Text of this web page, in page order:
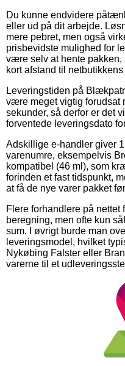
Du kunne endvidere
eller ud på dit arbejde.
mere pebret, men også
prisbevidste mulighed for
være selv at hente
kort afstand til
Leveringstiden på
være meget vigtig forudsat
sekunder, så derfor er det
forventede leveringsdato
Adskillige e-handler giver
varenumre, eksempelvis
kompatibel (46 ml), som
forinden et fast tidspunkt,
at få de nye varer pakket
Flere forhandlere på nettet
beregning, men ofte kun
sum. I øvrigt burde man
leveringsmodel, hvilket
Nykøbing Falster eller
varerne til et